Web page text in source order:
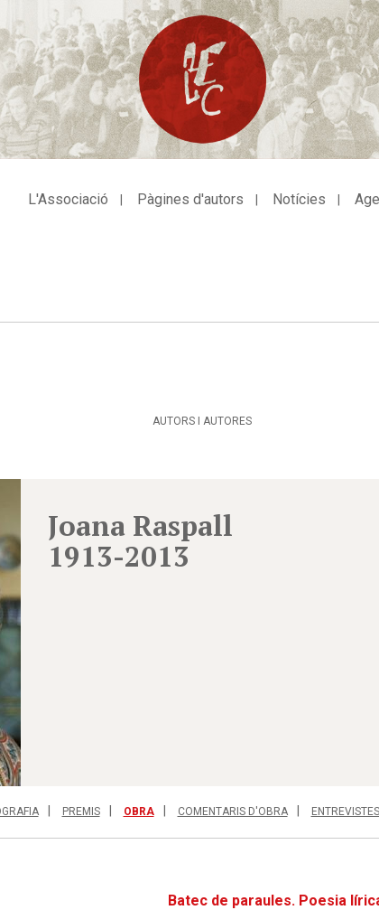
L'Associació Pàgines d'autors Notícies
AUTORS I AUTORES
Joana Raspall
1913-2013
PREMIS OBRA COMENTARIS D'OBRA ENTREVISTES
Batec de paraules. Poesia